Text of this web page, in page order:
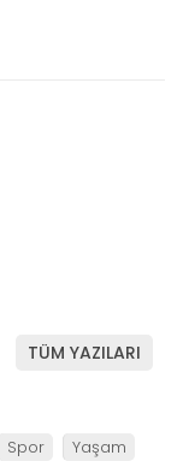
TÜM YAZILARI
Spor Yaşam